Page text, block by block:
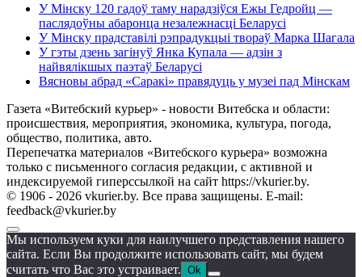
У Мінску 120 гадоў таму нарадзіўся Ежы Гедройц —
паслядоўны абаронца незалежнасці Беларусі
У Мінску прадставілі рэпрадукцыі твораў Марка Шагала
У гэты дзень загінуў Янка Купала — адзін з
найвялікшых паэтаў Беларусі
Вясновы абрад «Саракі» правядуць у музеі пад Мінскам
Газета «Витебский курьер» - новости Витебска и области:
происшествия, мероприятия, экономика, культура, погода,
общество, политика, авто.
Перепечатка материалов «Витебского курьера» возможна
только с письменного согласия редакции, с активной и
индексируемой гиперссылкой на сайт https://vkurier.by.
© 1906 - 2026 vkurier.by. Все права защищены. E-mail:
feedback@vkurier.by
Мы используем куки для наилучшего представления нашего
сайта. Если Вы продолжите использовать сайт, мы будем
считать что Вас это устраивает. Ok